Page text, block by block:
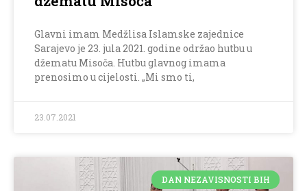
Glavni imam Medžlisa Islamske zajednice
Sarajevo je 23. jula 2021. godine održao hutbu u
džematu Misoča. Hutbu glavnog imama
prenosimo u cijelosti. „Mi smo ti,
23.07.2021
DAN NEZAVISNOSTI BIH